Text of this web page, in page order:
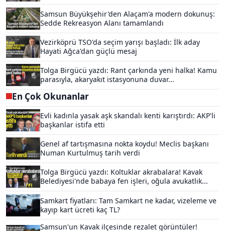
Samsun Büyükşehir'den Alaçam'a modern dokunuş:
Sedde Rekreasyon Alanı tamamlandı
Vezirköprü TSO'da seçim yarışı başladı: İlk aday
Hayati Ağca'dan güçlü mesaj
Tolga Birgücü yazdı: Rant çarkında yeni halka! Kamu
parasıyla, akaryakıt istasyonuna duvar...
En Çok Okunanlar
Evli kadınla yasak aşk skandalı kenti karıştırdı: AKP'li
başkanlar istifa etti
Genel af tartışmasına nokta koydu! Meclis başkanı
Numan Kurtulmuş tarih verdi
Tolga Birgücü yazdı: Koltuklar akrabalara! Kavak
Belediyesi'nde babaya fen işleri, oğula avukatlık...
Samkart fiyatları: Tam Samkart ne kadar, vizeleme ve
kayıp kart ücreti kaç TL?
Samsun'un Kavak ilçesinde rezalet görüntüler!